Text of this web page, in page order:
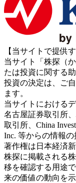
【当サイトで提供
当サイト「株探（
たは投資に関する
投資の決定は、ご
ます。
当サイトにおける
名古屋証券取引所
取引所、China
Inc. 等からの情報
著作権は日本経済
株探に掲載される
移を確認する用途
来の価値の動向を